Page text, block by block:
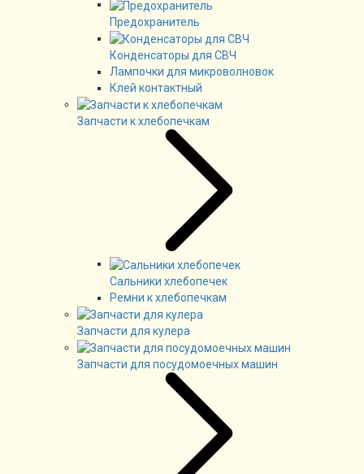
Предохранитель
Конденсаторы для СВЧ
Лампочки для микроволновок
Клей контактный
Запчасти к хлебопечкам
Сальники хлебопечек
Ремни к хлебопечкам
Запчасти для кулера
Запчасти для посудомоечных машин